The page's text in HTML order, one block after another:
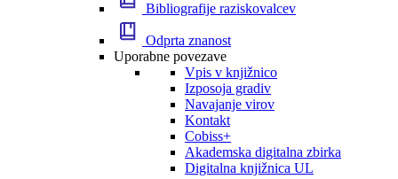
Bibliografije raziskovalcev
Odprta znanost
Uporabne povezave
Vpis v knjižnico
Izposoja gradiv
Navajanje virov
Kontakt
Cobiss+
Akademska digitalna zbirka
Digitalna knjižnica UL